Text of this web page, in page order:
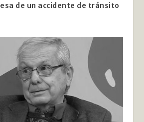
de un accidente de tránsito